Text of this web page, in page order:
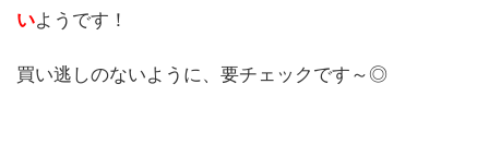
いようです！
買い逃しのないように、要チェックです～◎